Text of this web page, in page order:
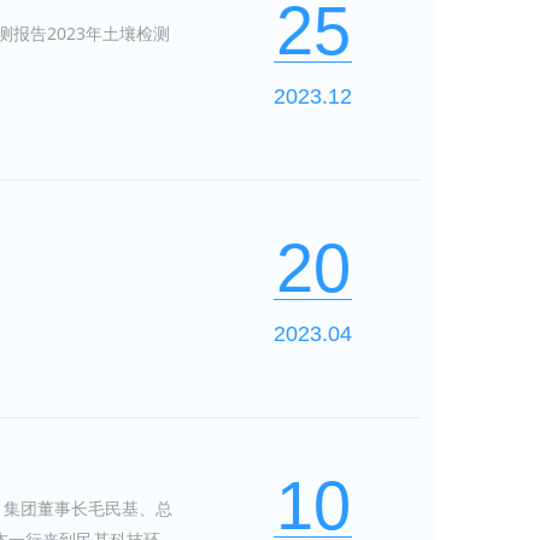
报告2023年土壤检测 25
2023.12
20
2023.04
团董事长毛民基、总
10